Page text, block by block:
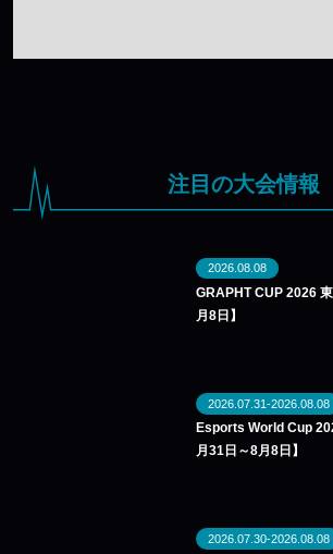
注目の大会情報
2026.08.08
GRAPHT CUP 2026
月8日】
2026.07.31-2026.08.08
Esports World Cup
月31日～8月8日】
2026.07.30-2026.08.08